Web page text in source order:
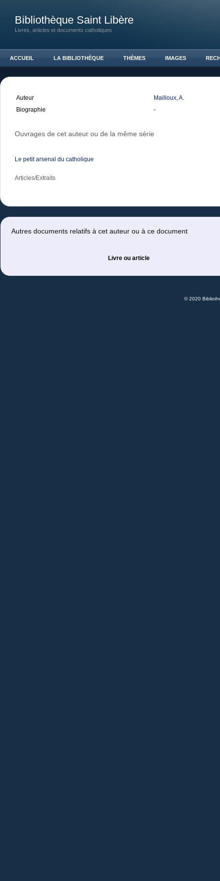
Bibliothèque Saint Libère
Livres, articles et documents catholiques
ACCUEIL LA BIBLIOTHÈQUE THÈMES IMAGES
Auteur
Mailloux, A.
Biographie
-
Ouvrages de cet auteur ou de la même série
Le petit arsenal du catholique
Articles/Extraits
Autres documents relatifs à cet auteur ou à ce document
Livre ou article
© 2020